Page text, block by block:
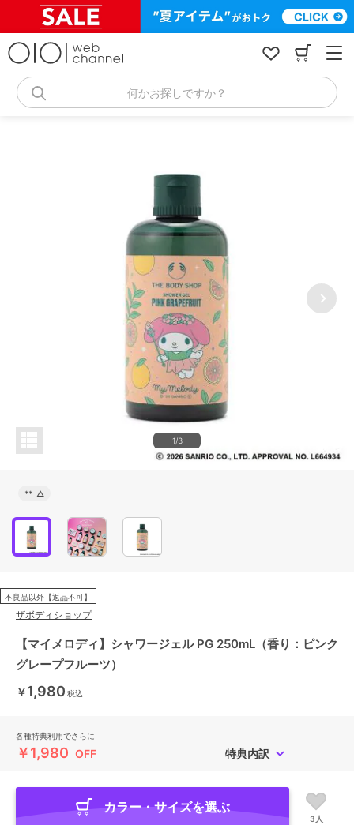
何かお探しですか？
1/3
** △
不良品以外【返品不可】
ザボディショップ
【マイメロディ】シャワージェル PG 250mL（香り：ピンク
グレープフルーツ）
￥1,980 税込
各種特典利用でさらに
￥1,980 OFF 特典内訳
カラー・サイズを選ぶ
3人